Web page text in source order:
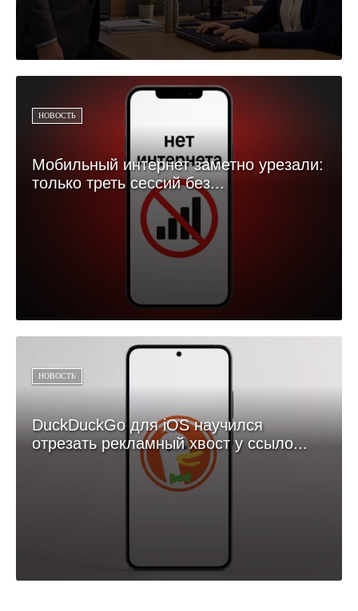
НОВОСТЬ
Мобильный интернет заметно урезали:
только треть сессий без...
НОВОСТЬ
DuckDuckGo для iOS научился
отрезать рекламный хвост у ссыло...